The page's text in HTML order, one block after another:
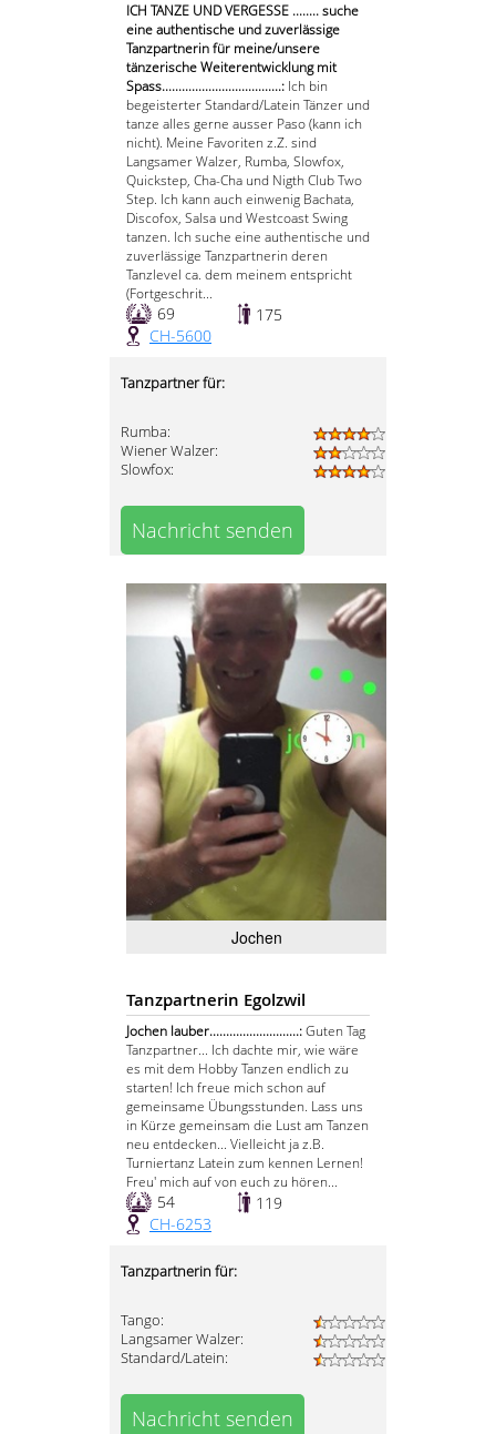
ICH TANZE UND VERGESSE ........ suche
eine authentische und zuverlässige
Tanzpartnerin für meine/unsere
tänzerische Weiterentwicklung mit
Spass....................................: Ich bin
begeisterter Standard/Latein Tänzer und
tanze alles gerne ausser Paso (kann ich
nicht). Meine Favoriten z.Z. sind
Langsamer Walzer, Rumba, Slowfox,
Quickstep, Cha-Cha und Nigth Club Two
Step. Ich kann auch einwenig Bachata,
Discofox, Salsa und Westcoast Swing
tanzen. Ich suche eine authentische und
zuverlässige Tanzpartnerin deren
Tanzlevel ca. dem meinem entspricht
(Fortgeschrit...
69
175
CH-5600
Tanzpartner für:
Rumba:
Wiener Walzer:
Slowfox:
Nachricht senden
Jochen
Tanzpartnerin Egolzwil
Jochen lauber...........................:Guten Tag
Tanzpartner... Ich dachte mir, wie wäre
es mit dem Hobby Tanzen endlich zu
starten! Ich freue mich schon auf
gemeinsame Übungsstunden. Lass uns
in Kürze gemeinsam die Lust am Tanzen
neu entdecken... Vielleicht ja z.B.
Turniertanz Latein zum kennen Lernen!
Freu' mich auf von euch zu hören...
54
119
CH-6253
Tanzpartnerin für:
Tango:
Langsamer Walzer:
Standard/Latein:
Nachricht senden